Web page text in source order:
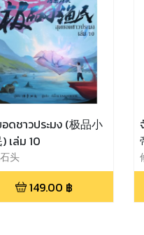
ดชาวประมง (极品小
เล่ม 10
头
149.00 ฿